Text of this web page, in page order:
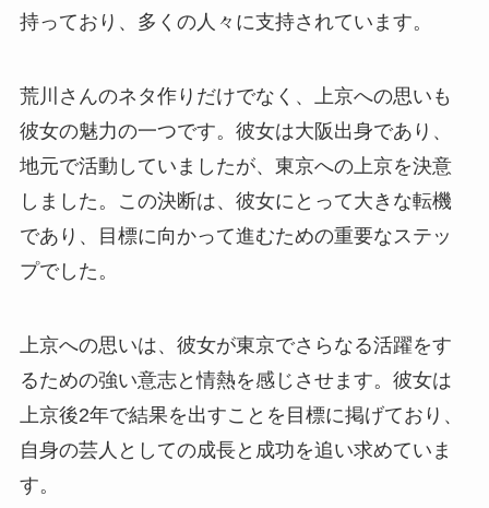
持っており、多くの人々に支持されています。
荒川さんのネタ作りだけでなく、上京への思いも
彼女の魅力の一つです。彼女は大阪出身であり、
地元で活動していましたが、東京への上京を決意
しました。この決断は、彼女にとって大きな転機
であり、目標に向かって進むための重要なステッ
プでした。
上京への思いは、彼女が東京でさらなる活躍をす
るための強い意志と情熱を感じさせます。彼女は
上京後2年で結果を出すことを目標に掲げており、
自身の芸人としての成長と成功を追い求めていま
す。